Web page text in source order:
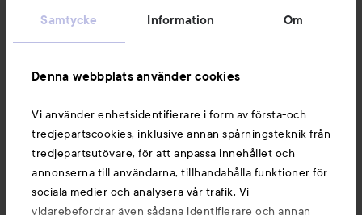
Samtycke Information Om
Denna webbplats använder cookies
Vi använder enhetsidentifierare i form av första-och
tredjepartscookies, inklusive annan spårningsteknik från
tredjepartsutövare, för att anpassa innehållet och
annonserna till användarna, tillhandahålla funktioner för
sociala medier och analysera vår trafik. Vi
vidarebefordrar även sådana identifierare och annan
Du kanske också gillar